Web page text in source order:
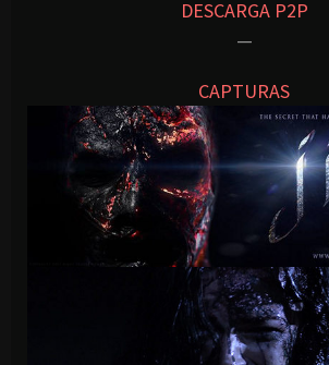
DESCARGA P2P
—
CAPTURAS